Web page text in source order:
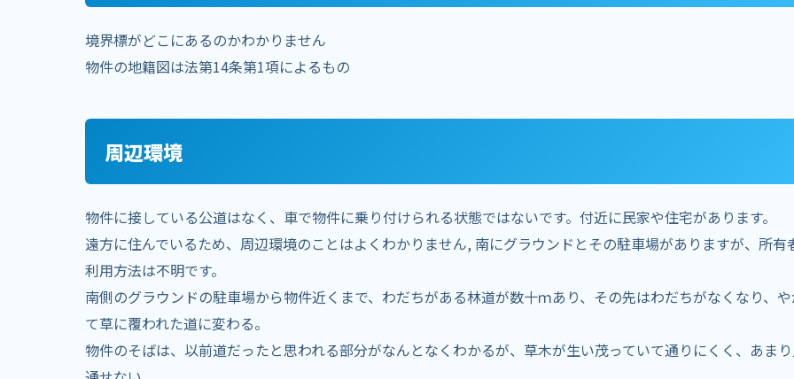
境界標がどこにあるのかわかりません
物件の地籍図は法第14条第1項によるもの
周辺環境
物件に接している公道はなく、車で物件に乗り付けられる状態ではないです。付近に民家や住宅があります。
遠方に住んでいるため、周辺環境のことはよくわかりません, 南にグラウンドとその駐車場がありますが、所有
利用方法は不明です。
南側のグラウンドの駐車場から物件近くまで、わだちがある林道が数十ｍあり、その先はわだちがなくなり、
て草に覆われた道に変わる。
物件のそばは、以前道だったと思われる部分がなんとなくわかるが、草木が生い茂っていて通りにくく、あま